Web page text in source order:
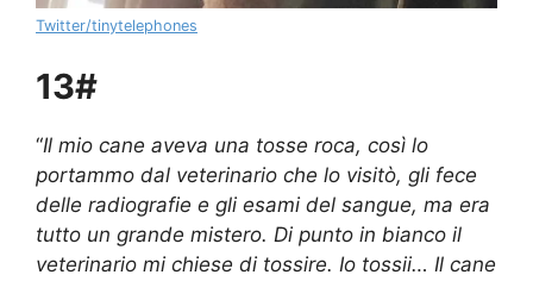
Twitter/tinytelephones
13#
“Il mio cane aveva una tosse roca, così lo
portammo dal veterinario che lo visitò, gli fece
delle radiografie e gli esami del sangue, ma era
tutto un grande mistero. Di punto in bianco il
veterinario mi chiese di tossire. Io tossii… Il cane